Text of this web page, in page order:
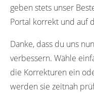
geben stets unser
Portal korrekt und auf
Danke, dass du uns
verbessern. Wähle
die Korrekturen ein
werden sie zeitnah